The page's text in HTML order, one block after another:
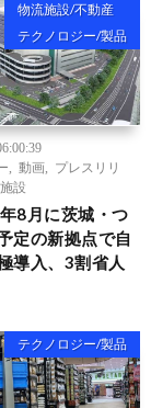
物流施設/不動産
テクノロジー/製品
動画
プレスリリ
設
8月に茨城・つ
定の新拠点で自
導入、3割省人
テクノロジー/製品